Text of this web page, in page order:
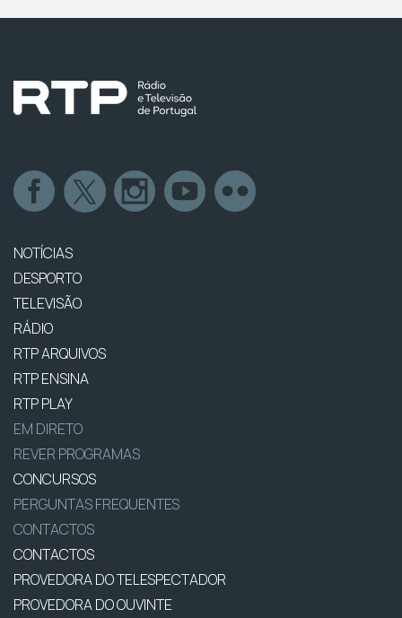
NOTÍCIAS
DESPORTO
TELEVISÃO
RÁDIO
RTP ARQUIVOS
RTP ENSINA
RTP PLAY
EM DIRETO
REVER PROGRAMAS
CONCURSOS
PERGUNTAS FREQUENTES
CONTACTOS
CONTACTOS
PROVEDORA DO TELESPECTADOR
PROVEDORA DO OUVINTE